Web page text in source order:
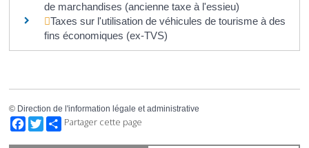
de marchandises (ancienne taxe à l'essieu)
Taxes sur l'utilisation de véhicules de tourisme à des
fins économiques (ex-TVS)
© Direction de l'information légale et administrative
Facebook
TwitterPartager cette page